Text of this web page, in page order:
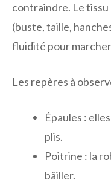
contraindre. Le
(buste, taille,
fluidité pour
Les repères à
Épaules :
plis.
Poitrine : la
bâiller.